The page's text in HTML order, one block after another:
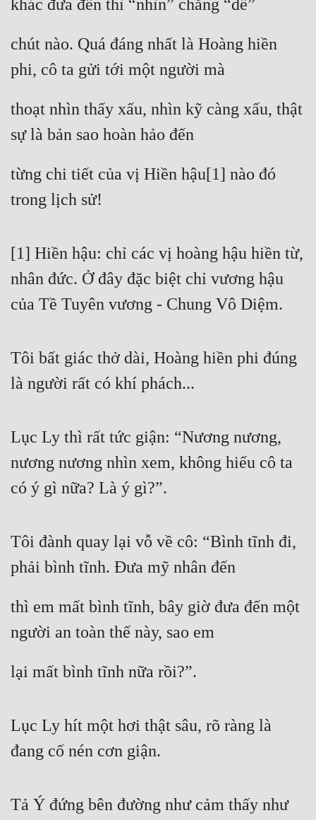
Vô Sỉ
Điềm Đạm
khác đưa đến thì “nhìn” chẳng “dễ”
chút nào. Quá đáng nhất là Hoàng hiền
phi, cô ta gửi tới một người mà
thoạt nhìn thấy xấu, nhìn kỹ càng xấu, thật
sự là bản sao hoàn hảo đến
từng chi tiết của vị Hiền hậu[1] nào đó
trong lịch sử!
[1] Hiền hậu: chỉ các vị hoàng hậu hiền từ,
nhân đức. Ở đây đặc biệt chỉ vương hậu
của Tề Tuyên vương - Chung Vô Diệm.
Tôi bất giác thở dài, Hoàng hiền phi đúng
là người rất có khí phách...
Lục Ly thì rất tức giận: “Nương nương,
nương nương nhìn xem, không hiểu cô ta
có ý gì nữa? Là ý gì?”.
Tôi đành quay lại vỗ về cô: “Bình tĩnh đi,
phải bình tĩnh. Đưa mỹ nhân đến
thì em mất bình tĩnh, bây giờ đưa đến một
người an toàn thế này, sao em
lại mất bình tĩnh nữa rồi?”.
Lục Ly hít một hơi thật sâu, rõ ràng là
đang cố nén cơn giận.
Tả Ý đứng bên đường như cảm thấy như